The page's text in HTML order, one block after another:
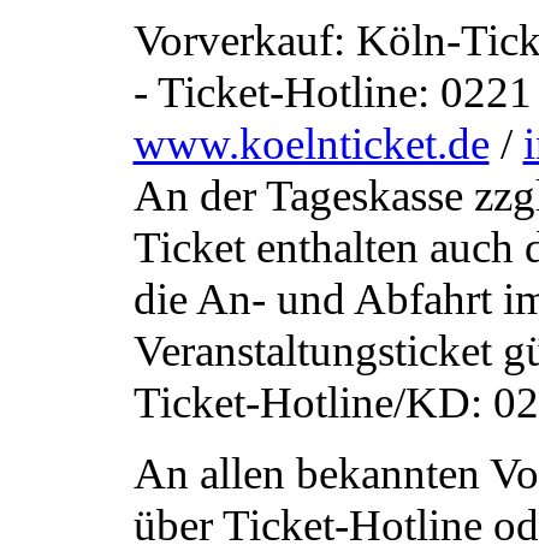
Vorverkauf: Köln-
- Ticket-Hotline:
www.koelnticket.de/
An der Tageskasse
Ticket enthalten auch
die An- und Abfahrt
Veranstaltungsticket
Ticket-Hotline/KD:
An allen bekannten
über Ticket-Hotline